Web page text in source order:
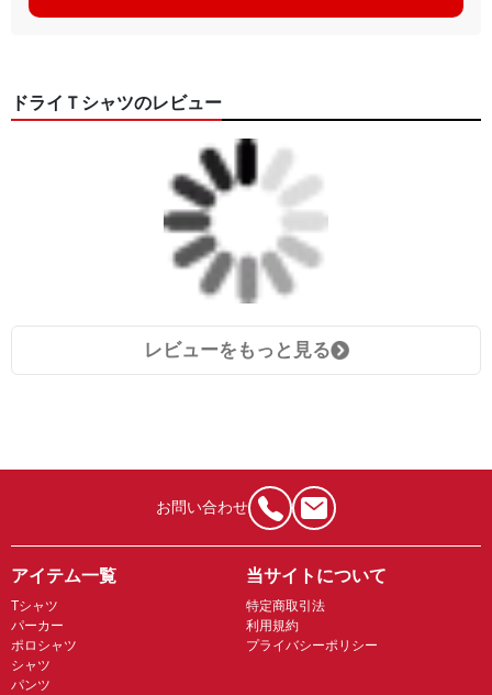
ドライＴシャツのレビュー
レビューをもっと見る
お問い合わせ
アイテム一覧
Tシャツ
パーカー
ポロシャツ
シャツ
パンツ
当サイトについて
特定商取引法
利用規約
プライバシーポリシー